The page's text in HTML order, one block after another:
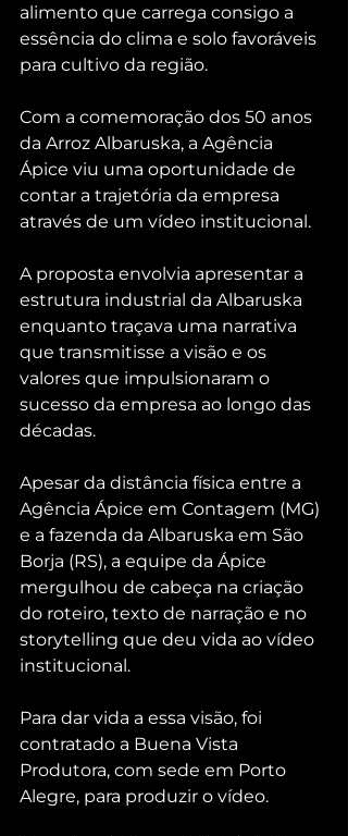
alimento que carrega consigo a
essência do clima e solo favoráveis
para cultivo da região.
Com a comemoração dos 50 anos
da Arroz Albaruska, a Agência
Ápice viu uma oportunidade de
contar a trajetória da empresa
através de um vídeo institucional.
A proposta envolvia apresentar a
estrutura industrial da Albaruska
enquanto traçava uma narrativa
que transmitisse a visão e os
valores que impulsionaram o
sucesso da empresa ao longo das
décadas.
Apesar da distância física entre a
Agência Ápice em Contagem (MG)
e a fazenda da Albaruska em São
Borja (RS), a equipe da Ápice
mergulhou de cabeça na criação
do roteiro, texto de narração e no
storytelling que deu vida ao vídeo
institucional.
Para dar vida a essa visão, foi
contratado a Buena Vista
Produtora, com sede em Porto
Alegre, para produzir o vídeo.